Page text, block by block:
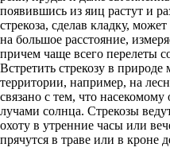
появившись из яиц растут и
стрекоза, сделав кладку,
на большое расстояние,
причем чаще всего перелеты
Встретить стрекозу в
территории, например, на
связано с тем, что
лучами солнца. Стрекозы
охоту в утренние часы или
прячутся в траве или в кроне